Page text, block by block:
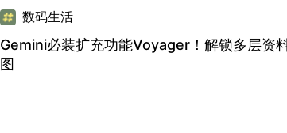
数码生活
Gemini必装扩充功能Voyager！解锁多层资
图